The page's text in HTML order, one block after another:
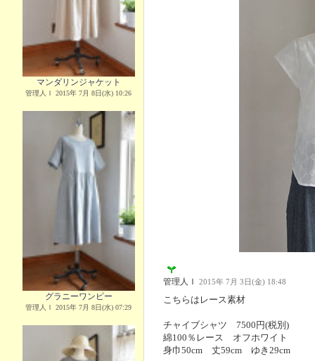
マンダリンジャケット
管理人Ｉ 2015年 7月 8日(水) 10:26
グラニーワンピー
管理人Ｉ 2015年 7月 8日(水) 07:29
管理人Ｉ 2015年 7月 3日(金) 18:48
こちらはレース素材
チャイブシャツ 7500円(税別)
綿100％レース オフホワイト
身巾50cm 丈59cm ゆき29cm